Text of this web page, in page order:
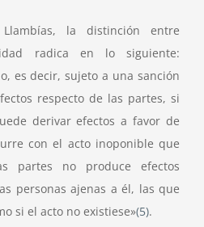
la distinción entre
radica en lo siguiente:
es decir, sujeto a una sanción
respecto de las partes, si
derivar efectos a favor de
con el acto inoponible que
partes no produce efectos
personas ajenas a él, las que
si el acto no existiese»(5).